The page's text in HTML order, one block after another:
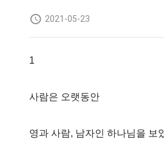
2021-05-23
1
사람은 오랫동안
영과 사람, 남자인 하나님을 보